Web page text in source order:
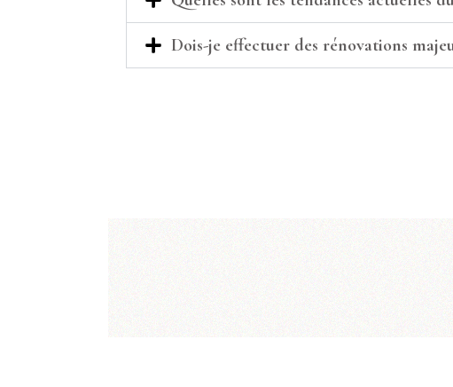
Dois-je effectuer des rénovations